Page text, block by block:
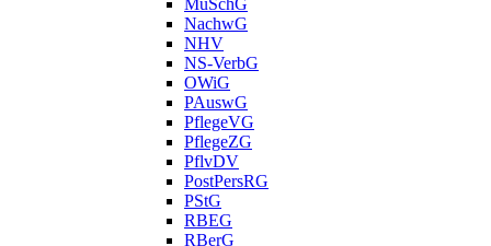
NachwG
NHV
NS-VerbG
OWiG
PAuswG
PflegeVG
PflegeZG
PflvDV
PostPersRG
PStG
RBEG
RBerG